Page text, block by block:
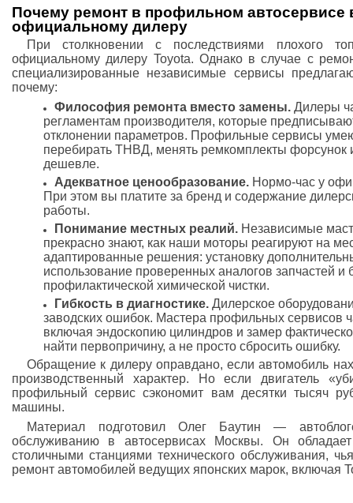
Почему ремонт в профильном автосервисе
официальному дилеру
При столкновении с последствиями плохого
официальному дилеру Toyota. Однако в случае с
специализированные независимые сервисы
почему:
Философия ремонта вместо замены. Дилеры
регламентам производителя, которые
отклонении параметров. Профильные сервисы
перебирать ТНВД, менять ремкомплекты форсунок
дешевле.
Адекватное ценообразование. Нормо-час у
При этом вы платите за бренд и содержание
работы.
Понимание местных реалий. Независимые
прекрасно знают, как наши моторы реагируют на
адаптированные решения: установку
использование проверенных аналогов запчастей
профилактической химической чистки.
Гибкость в диагностике. Дилерское
заводских ошибок. Мастера профильных сервисов
включая эндоскопию цилиндров и замер
найти первопричину, а не просто сбросить ошибку.
Обращение к дилеру оправдано, если автомобиль
производственный характер. Но если двигатель
профильный сервис сэкономит вам десятки тысяч
машины.
Материал подготовил Олег Баутин —
обслуживанию в автосервисах Москвы. Он
столичными станциями технического обслуживания,
ремонт автомобилей ведущих японских марок, включая